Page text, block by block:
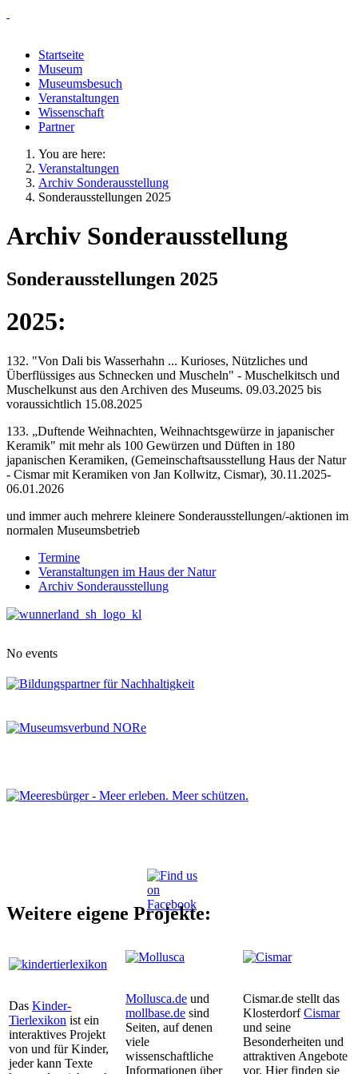
Startseite
Museum
Museumsbesuch
Veranstaltungen
Wissenschaft
Partner
You are here:
Veranstaltungen
Archiv Sonderausstellung
Sonderausstellungen 2025
Archiv Sonderausstellung
Sonderausstellungen 2025
2025:
132. "Von Dali bis Wasserhahn ... Kurioses, Nützliches und
Überflüssiges aus Schnecken und Muscheln" - Muschelkitsch und
Muschelkunst aus den Archiven des Museums. 09.03.2025 bis
voraussichtlich 15.08.2025
133. „Duftende Weihnachten, Weihnachtsgewürze in japanischer
Keramik" mit mehr als 100 Gewürzen und Düften in 180
japanischen Keramiken, (Gemeinschaftsausstellung Haus der Natur
- Cismar mit Keramiken von Jan Kollwitz, Cismar), 30.11.2025-
06.01.2026
und immer auch mehrere kleinere Sonderausstellungen/-aktionen im
normalen Museumsbetrieb
Termine
Veranstaltungen im Haus der Natur
Archiv Sonderausstellung
No events
Weitere eigene Projekte:
Das Kinder-
Tierlexikon ist ein
interaktives Projekt
von und für Kinder,
jeder kann Texte
Mollusca.de und
mollbase.de sind
Seiten, auf denen
viele
wissenschaftliche
Informationen über
Cismar.de stellt das
KlosterdorfCismar
und seine
Besonderheiten und
attraktiven Angebote
vor. Hier finden sie